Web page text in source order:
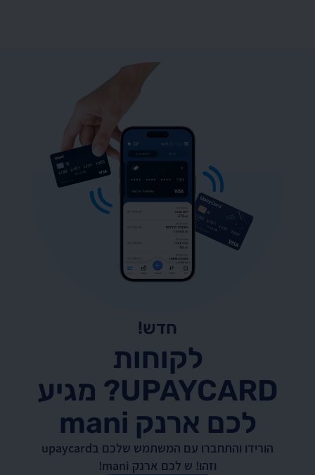
חדש!
לקוחות
UPAYCARD? מגיע
לכם ארנק mani
הורידו והתחברו עם המשתמש שלכם בupaycard
וזהו! ש לכם ארנק mani!